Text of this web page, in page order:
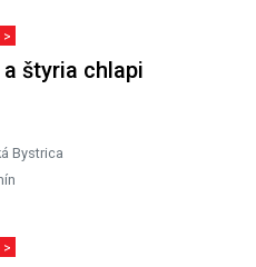
štyria chlapi
Bystrica